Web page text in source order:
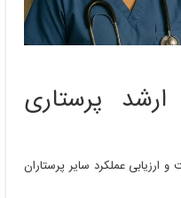
پرستاری
و ارزیابی عملکرد سایر پرستاران